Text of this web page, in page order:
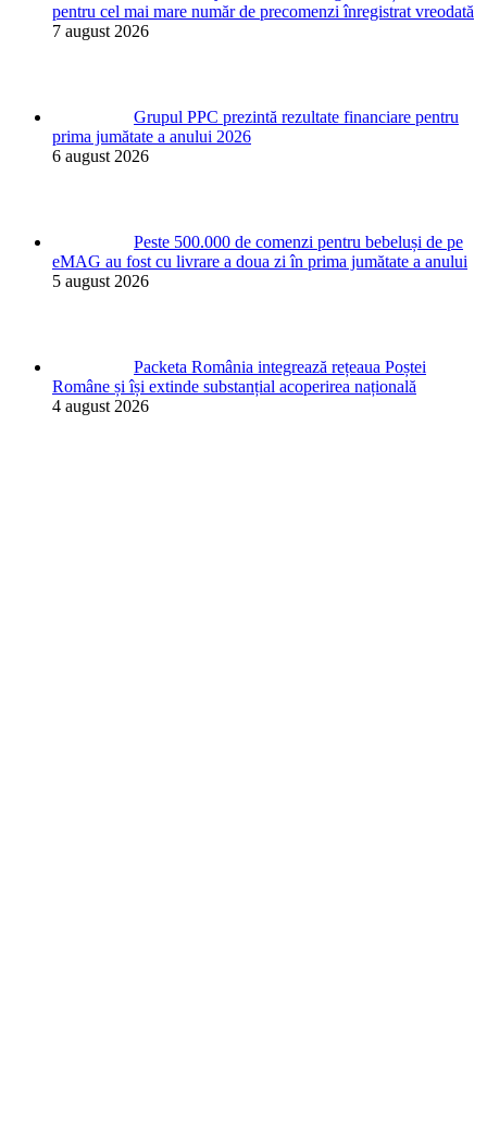
pentru cel mai mare număr de precomenzi înregistrat vreodată
7 august 2026
Grupul PPC prezintă rezultate financiare pentru
prima jumătate a anului 2026
6 august 2026
Peste 500.000 de comenzi pentru bebeluși de pe
eMAG au fost cu livrare a doua zi în prima jumătate a anului
5 august 2026
Packeta România integrează rețeaua Poștei
Române și își extinde substanțial acoperirea națională
4 august 2026